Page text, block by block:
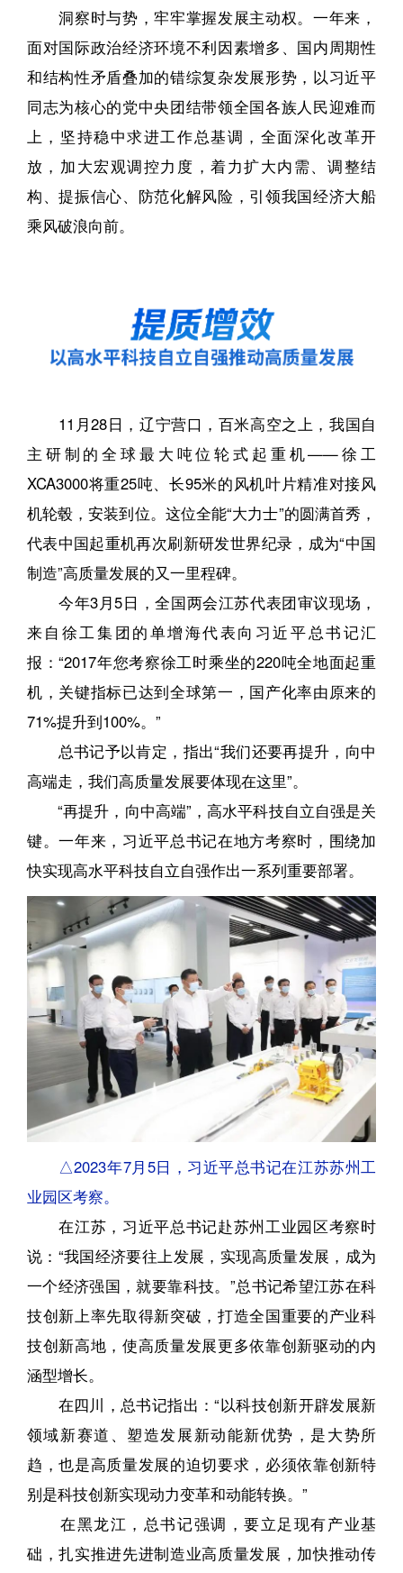
洞察时与势，牢牢掌握发展主动权。一年来，
面对国际政治经济环境不利因素增多、国内周期性
和结构性矛盾叠加的错综复杂发展形势，以习近平
同志为核心的党中央团结带领全国各族人民迎难而
上，坚持稳中求进工作总基调，全面深化改革开
放，加大宏观调控力度，着力扩大内需、调整结
构、提振信心、防范化解风险，引领我国经济大船
乘风破浪向前。
11月28日，辽宁营口，百米高空之上，我国自
主研制的全球最大吨位轮式起重机——徐工
XCA3000将重25吨、长95米的风机叶片精准对接风
机轮毂，安装到位。这位全能“大力士”的圆满首秀，
代表中国起重机再次刷新研发世界纪录，成为“中国
制造”高质量发展的又一里程碑。
今年3月5日，全国两会江苏代表团审议现场，
来自徐工集团的单增海代表向习近平总书记汇
报：“2017年您考察徐工时乘坐的220吨全地面起重
机，关键指标已达到全球第一，国产化率由原来的
71%提升到100%。”
总书记予以肯定，指出“我们还要再提升，向中
高端走，我们高质量发展要体现在这里”。
“再提升，向中高端”，高水平科技自立自强是关
键。一年来，习近平总书记在地方考察时，围绕加
快实现高水平科技自立自强作出一系列重要部署。
△2023年7月5日，习近平总书记在江苏苏州工
业园区考察。
在江苏，习近平总书记赴苏州工业园区考察时
说：“我国经济要往上发展，实现高质量发展，成为
一个经济强国，就要靠科技。”总书记希望江苏在科
技创新上率先取得新突破，打造全国重要的产业科
技创新高地，使高质量发展更多依靠创新驱动的内
涵型增长。
在四川，总书记指出：“以科技创新开辟发展新
领域新赛道、塑造发展新动能新优势，是大势所
趋，也是高质量发展的迫切要求，必须依靠创新特
别是科技创新实现动力变革和动能转换。”
在黑龙江，总书记强调，要立足现有产业基
础，扎实推进先进制造业高质量发展，加快推动传